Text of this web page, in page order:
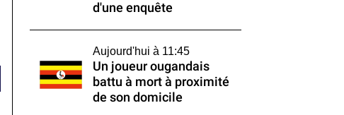
d'une enquête
Aujourd'hui à 11:45
Un joueur ougandais
battu à mort à proximité
de son domicile